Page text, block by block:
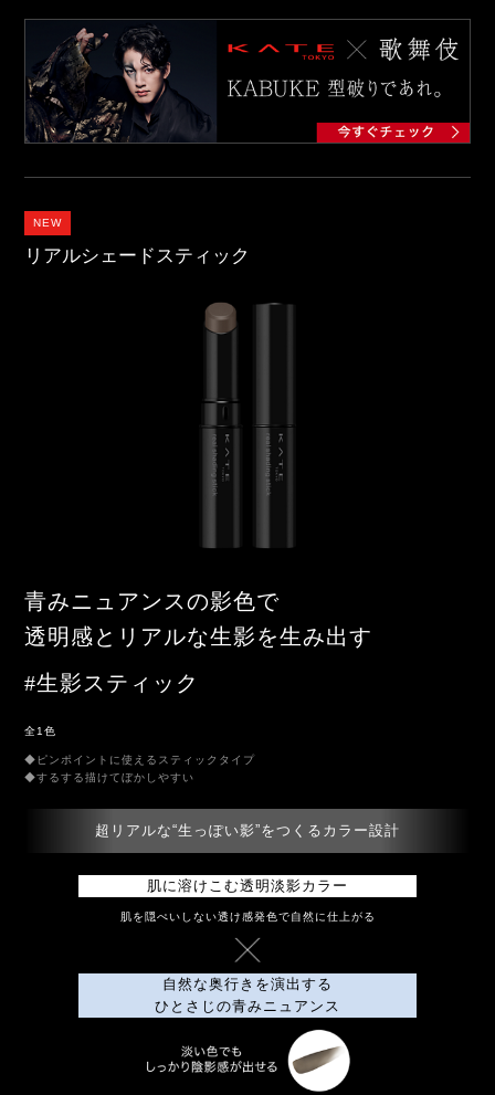
NEW
リアルシェードスティック
青みニュアンスの影色で
透明感とリアルな生影を生み出す
#生影スティック
全1色
◆ピンポイントに使えるスティックタイプ
◆するする描けてぼかしやすい
超リアルな“生っぽい影”をつくるカラー設計
肌に溶けこむ透明淡影カラー
肌を隠ぺいしない透け感発色で自然に仕上がる
自然な奥行きを演出する
ひとさじの青みニュアンス